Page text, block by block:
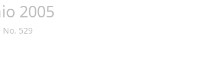
2005
No. 529